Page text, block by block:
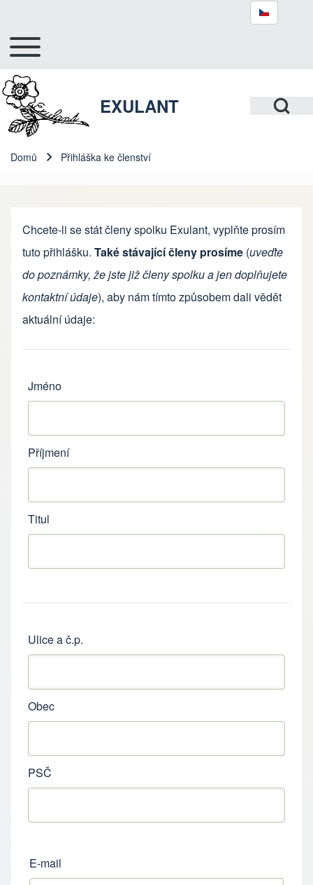
Close search
Hlavní navigace
Toggle main menu
Open Search
EXULANT
Domů Přihláška ke členství
Chcete-li se stát členy spolku Exulant, vyplňte prosím
tuto přihlášku. Také stávající členy prosíme (uveďte
do poznámky, že jste již členy spolku a jen doplňujete
kontaktní údaje), aby nám tímto způsobem dali vědět
aktuální údaje:
Jméno
Příjmení
Titul
Ulice a č.p.
Obec
PSČ
E-mail